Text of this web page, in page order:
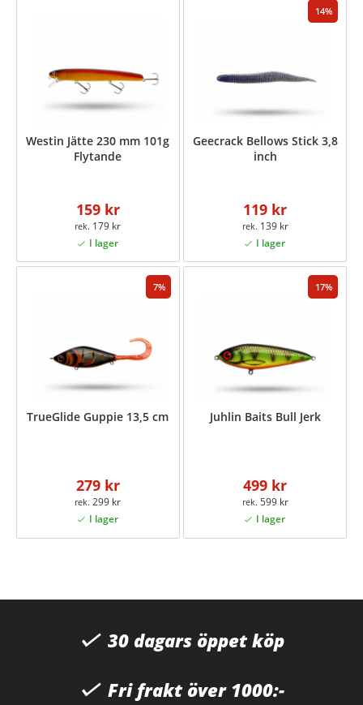
Westin Jätte 230 mm 101g
Flytande
159 kr
179 kr
14
Geecrack Bellows Stick 3,8
inch
119 kr
139 kr
7
TrueGlide Guppie 13,5 cm
279 kr
299 kr
17
Juhlin Baits Bull Jerk
499 kr
599 kr
30 dagars öppet köp
Fri frakt över 1000:-